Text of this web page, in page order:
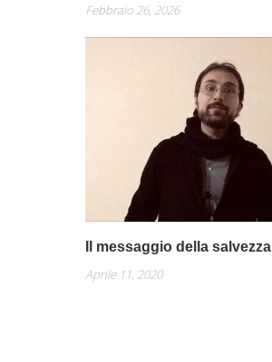
Febbraio 26, 2026
Il messaggio della salvezza
Aprile 11, 2020